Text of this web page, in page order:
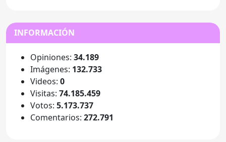
INFORMACIÓN
Opiniones: 34.189
Imágenes: 132.733
Videos: 0
Visitas: 74.185.459
Votos: 5.173.737
Comentarios: 272.791